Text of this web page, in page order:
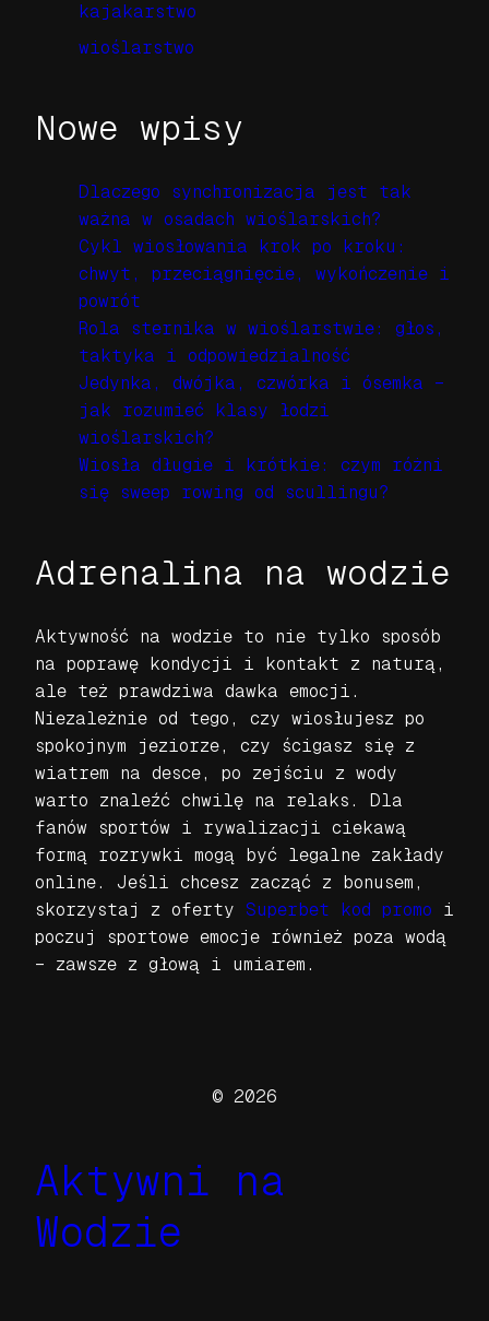
kajakarstwo
wioślarstwo
Nowe wpisy
Dlaczego synchronizacja jest tak
ważna w osadach wioślarskich?
Cykl wiosłowania krok po kroku:
chwyt, przeciągnięcie, wykończenie i
powrót
Rola sternika w wioślarstwie: głos,
taktyka i odpowiedzialność
Jedynka, dwójka, czwórka i ósemka –
jak rozumieć klasy łodzi
wioślarskich?
Wiosła długie i krótkie: czym różni
się sweep rowing od scullingu?
Adrenalina na wodzie
Aktywność na wodzie to nie tylko sposób
na poprawę kondycji i kontakt z naturą,
ale też prawdziwa dawka emocji.
Niezależnie od tego, czy wiosłujesz po
spokojnym jeziorze, czy ścigasz się z
wiatrem na desce, po zejściu z wody
warto znaleźć chwilę na relaks. Dla
fanów sportów i rywalizacji ciekawą
formą rozrywki mogą być legalne zakłady
online. Jeśli chcesz zacząć z bonusem,
skorzystaj z oferty Superbet kod promo i
poczuj sportowe emocje również poza wodą
– zawsze z głową i umiarem.
© 2026
Aktywni na
Wodzie